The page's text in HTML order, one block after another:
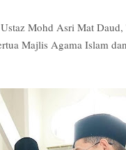
Mohd Asri Mat
Majlis Agama Islam